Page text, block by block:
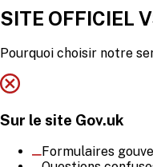
SITE OFFICIEL
Pourquoi choisir notre
Sur le site Gov.uk
Formulaires